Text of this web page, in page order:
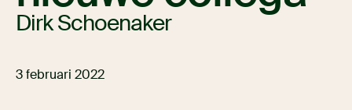
Dirk Schoenaker
3 februari 2022